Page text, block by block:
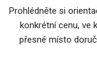
Prohlédněte si
konkrétní cenu, ve
přesné místo